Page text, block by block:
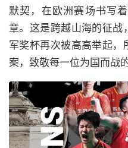
默契，在欧洲赛场书写
章。这是跨越山海的征战
军奖杯再次被高高举起，
案，致敬每一位为国而